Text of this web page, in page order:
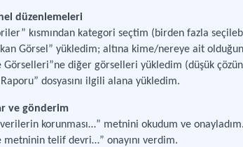
düzenlemeleri
kısmından kategori seçtim (birden fazla
Görsel” yükledim; altına kime/nereye ait
diğer görselleri yükledim (düşük
dosyasını ilgili alana yükledim.
ve gönderim
korunması…” metnini okudum ve onayladım.
telif devri…” onayını verdim.